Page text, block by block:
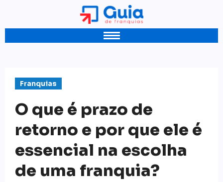
Franquias
O que é prazo de
retorno e por que ele é
essencial na escolha
de uma franquia?